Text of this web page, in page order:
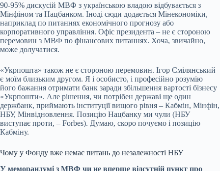
90-95% дискусій МВФ з українською владою відбувається з
Мінфіном та Нацбанком. Іноді сюди додається Мінекономіки,
наприклад по питаннях економічного прогнозу або
корпоративного управління. Офіс президента – не є стороною
перемовин з МВФ по фінансових питаннях. Хоча, звичайно,
може долучатися.
«Укрпошта» також не є стороною перемовин. Ігор Смілянський
є моїм близьким другом. Я і особисто, і професійно розумію
його бажання отримати банк заради збільшення вартості бізнесу
«Укрпошти». Але рішення, чи потрібен державі ще один
держбанк, приймають інституції вищого рівня – Кабмін, Мінфін,
НБУ, Мінвідновлення. Позицію Нацбанку ми чули (НБУ
виступає проти, – Forbes). Думаю, скоро почуємо і позицію
Кабміну.
Чому у Фонду вже немає питань до незалежності НБУ
У меморандумі з МВФ чи не вперше відсутній пункт про